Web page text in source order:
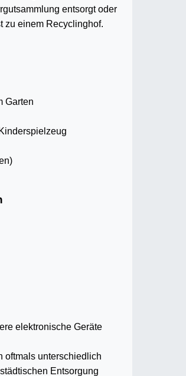
entsorgt oder
zu einem Recyclinghof.
Garten
elektronische Geräte
oftmals unterschiedlich
Entsorgung